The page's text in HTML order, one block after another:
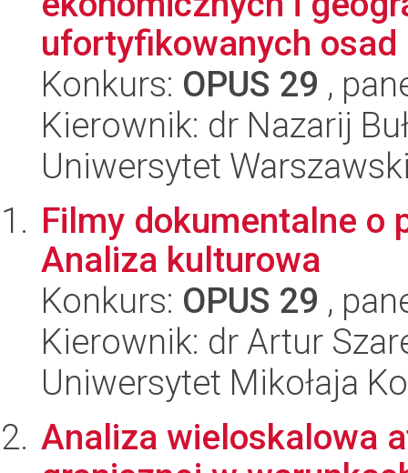
ufortyfikowanych osad
Konkurs: OPUS 29 ,
Kierownik: dr Nazarij
Uniwersytet
Filmy dokumentalne o
Analiza kulturowa
Konkurs: OPUS 29 ,
Kierownik: dr Artur
Uniwersytet Mikołaja
Analiza wieloskalowa